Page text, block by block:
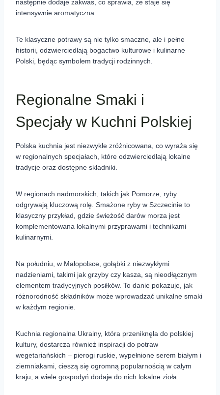
następnie dodaje zakwas, co sprawia, że staje się
intensywnie aromatyczna.
Te klasyczne potrawy są nie tylko smaczne, ale i pełne
historii, odzwierciedlają bogactwo kulturowe i kulinarne
Polski, będąc symbolem tradycji rodzinnych.
Regionalne Smaki i
Specjały w Kuchni Polskiej
Polska kuchnia jest niezwykle zróżnicowana, co wyraża się
w regionalnych specjałach, które odzwierciedlają lokalne
tradycje oraz dostępne składniki.
W regionach nadmorskich, takich jak Pomorze, ryby
odgrywają kluczową rolę. Smażone ryby w Szczecinie to
klasyczny przykład, gdzie świeżość darów morza jest
komplementowana lokalnymi przyprawami i technikami
kulinarnymi.
Na południu, w Małopolsce, gołąbki z niezwykłymi
nadzieniami, takimi jak grzyby czy kasza, są nieodłącznym
elementem tradycyjnych posiłków. To danie pokazuje, jak
różnorodność składników może wprowadzać unikalne smaki
w każdym regionie.
Kuchnia regionalna Ukrainy, która przeniknęła do polskiej
kultury, dostarcza również inspiracji do potraw
wegetariańskich – pierogi ruskie, wypełnione serem białym i
ziemniakami, cieszą się ogromną popularnością w całym
kraju, a wiele gospodyń dodaje do nich lokalne zioła.